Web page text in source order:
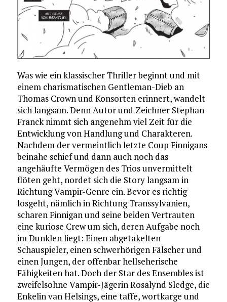
Was wie ein klassischer Thriller beginnt und mit
einem charismatischen Gentleman-Dieb an
Thomas Crown und Konsorten erinnert, wandelt
sich langsam. Denn Autor und Zeichner Stephan
Franck nimmt sich angenehm viel Zeit für die
Entwicklung von Handlung und Charakteren.
Nachdem der vermeintlich letzte Coup Finnigans
beinahe schief und dann auch noch das
angehäufte Vermögen des Trios unvermittelt
flöten geht, nordet sich die Story langsam in
Richtung Vampir-Genre ein. Bevor es richtig
losgeht, nämlich in Richtung Transsylvanien,
scharen Finnigan und seine beiden Vertrauten
eine kuriose Crew um sich, deren Aufgabe noch
im Dunklen liegt: Einen abgetakelten
Schauspieler, einen schwerhörigen Fälscher und
einen Jungen, der offenbar hellseherische
Fähigkeiten hat. Doch der Star des Ensembles ist
zweifelsohne Vampir-Jägerin Rosalynd Sledge, die
Enkelin van Helsings, eine taffe, wortkarge und